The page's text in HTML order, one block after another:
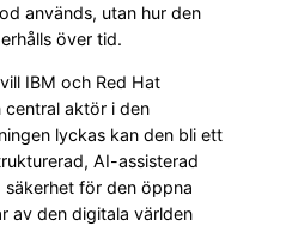
används, utan hur den
över tid.
IBM och Red Hat
central aktör i den
lyckas kan den bli ett
AI-assisterad
för den öppna
av den digitala världen